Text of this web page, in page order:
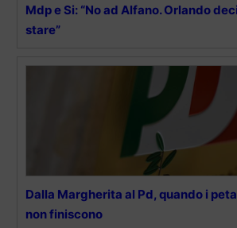
Mdp e Si: “No ad Alfano. Orlando
stare”
Dalla Margherita al Pd, quando i
non finiscono